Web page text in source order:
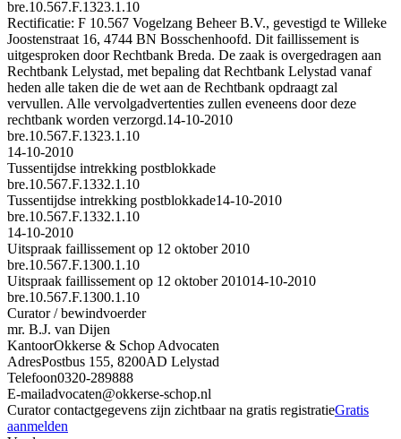
bre.10.567.F.1323.1.10
Rectificatie: F 10.567 Vogelzang Beheer B.V., gevestigd te Willeke
Joostenstraat 16, 4744 BN Bosschenhoofd. Dit faillissement is
uitgesproken door Rechtbank Breda. De zaak is overgedragen aan
Rechtbank Lelystad, met bepaling dat Rechtbank Lelystad vanaf
heden alle taken die de wet aan de Rechtbank opdraagt zal
vervullen. Alle vervolgadvertenties zullen eveneens door deze
rechtbank worden verzorgd.14-10-2010
bre.10.567.F.1323.1.10
14-10-2010
Tussentijdse intrekking postblokkade
bre.10.567.F.1332.1.10
Tussentijdse intrekking postblokkade14-10-2010
bre.10.567.F.1332.1.10
14-10-2010
Uitspraak faillissement op 12 oktober 2010
bre.10.567.F.1300.1.10
Uitspraak faillissement op 12 oktober 201014-10-2010
bre.10.567.F.1300.1.10
Curator / bewindvoerder
mr. B.J. van Dijen
KantoorOkkerse & Schop Advocaten
AdresPostbus 155, 8200AD Lelystad
Telefoon0320-289888
E-mailadvocaten@okkerse-schop.nl
Curator contactgegevens zijn zichtbaar na gratis registratieGratis
aanmelden